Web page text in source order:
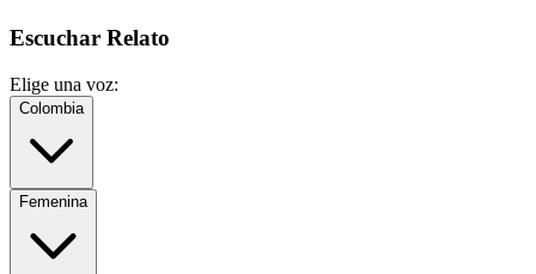
Escuchar Relato
Elige una voz:
Colombia
Femenina